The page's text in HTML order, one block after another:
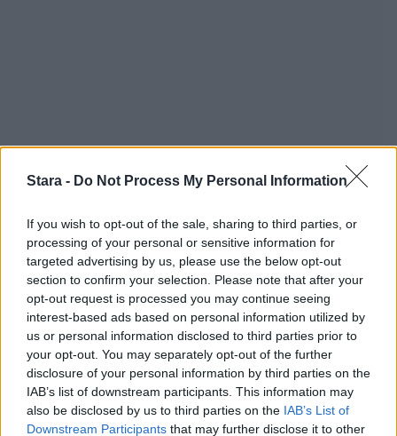
Stara - Do Not Process My Personal Information
If you wish to opt-out of the sale, sharing to third parties, or
processing of your personal or sensitive information for
targeted advertising by us, please use the below opt-out
section to confirm your selection. Please note that after your
opt-out request is processed you may continue seeing
interest-based ads based on personal information utilized by
us or personal information disclosed to third parties prior to
your opt-out. You may separately opt-out of the further
disclosure of your personal information by third parties on the
IAB’s list of downstream participants. This information may
also be disclosed by us to third parties on the IAB’s List of
Downstream Participants that may further disclose it to other
Staran luetuimmat
1